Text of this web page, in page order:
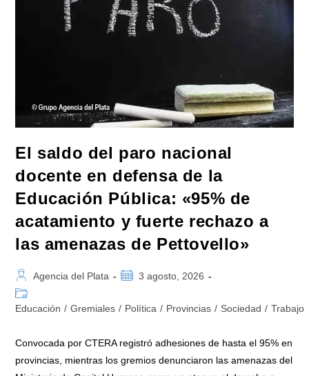
Vuelve
Al
Poder
El saldo del paro nacional
docente en defensa de la
Educación Pública: «95% de
acatamiento y fuerte rechazo a
las amenazas de Pettovello»
Autor
de
la
Agencia del Plata
Publicación
la
3 agosto, 2026
Categoría
de
Educación / Gremiales / Política / Provincias / Sociedad / Trabajo
Convocada por CTERA registró adhesiones de hasta el 95% en
provincias, mientras los gremios denunciaron las amenazas del